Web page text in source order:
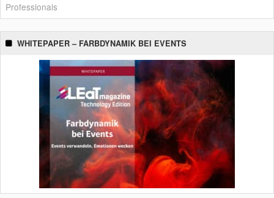
Professionals
WHITEPAPER – FARBDYNAMIK BEI EVENTS